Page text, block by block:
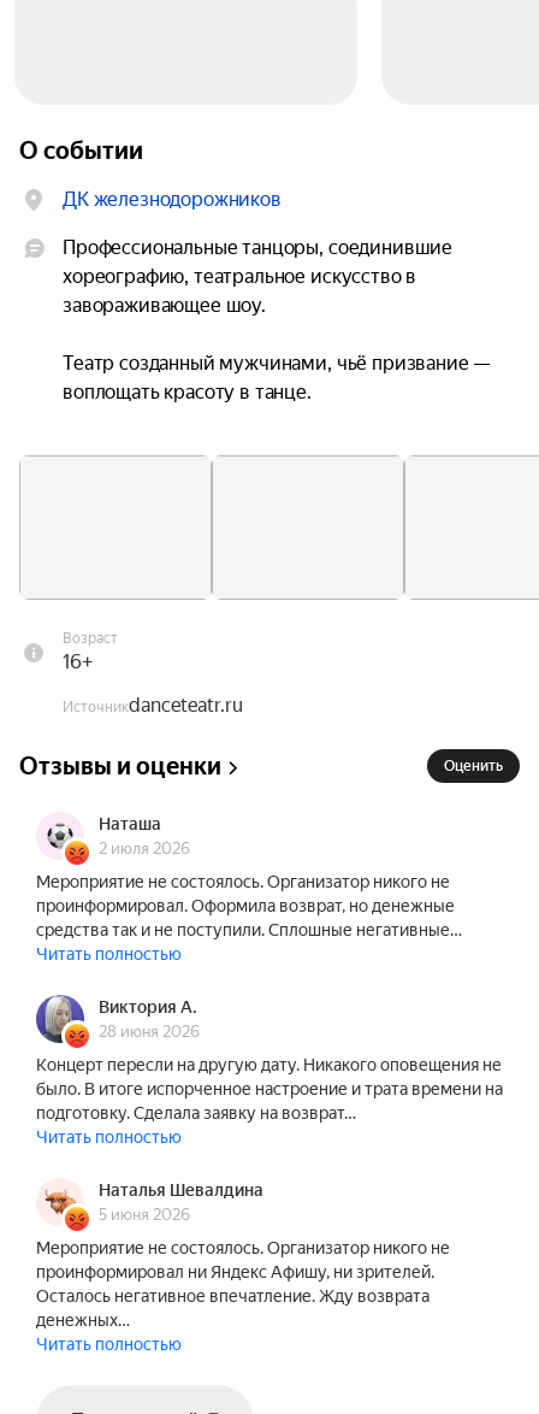
О событии
ДК железнодорожников
Профессиональные танцоры, соединившие
хореографию, театральное искусство в
завораживающее шоу.
Театр созданный мужчинами, чьё призвание —
воплощать красоту в танце.
Каждое выступление сочетает в себе
Возраст
16+
Источникdanceteatr.ru
Отзывы и оценки Оценить
Наташа
2 июля 2026
Мероприятие не состоялось. Организатор никого не
проинформировал. Оформила возврат, но денежные
средства так и не поступили. Сплошные негативные…
Читать полностью
Виктория А.
28 июня 2026
Концерт пересли на другую дату. Никакого оповещения не
было. В итоге испорченное настроение и трата времени на
подготовку. Сделала заявку на возврат…
Читать полностью
Наталья Шевалдина
5 июня 2026
Мероприятие не состоялось. Организатор никого не
проинформировал ни Яндекс Афишу, ни зрителей.
Осталось негативное впечатление. Жду возврата
денежных…
Читать полностью